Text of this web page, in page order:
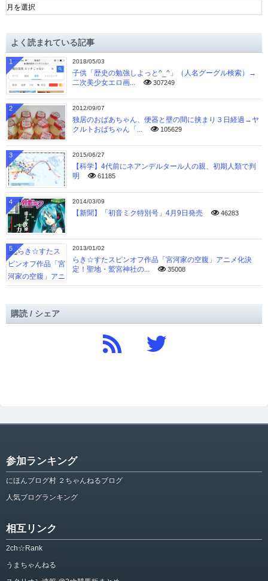
ー
ブよく読まれている記事
2018/05/03
子供「歴史の勉強しよっと^_^」（人名グーグル検索）→
二次美少女エロ画...
307249
1
2012/09/07
独居のおばあちゃん、便器と壁の間に挟まり３日経過→ヤ
クルトおばちゃん「...
105629
2
2015/06/27
【科学】4代前にネアンデルタール人の親、初期人類で判
明
61185
3
2014/03/09
【新聞】「初音ミク特別号」4月9日発売 46283
4
2013/01/02
らき☆すたスピンオフ作品「宮河家の空腹」アニメ化決
定！聖地・鷲宮神社の...
35008
5
購読 / シェア
参加ランキング
にほんブログ村 ２ちゃんねるブログ
人気ブログランキング
相互リンク
2ch☆Rank
うまちゃんねる